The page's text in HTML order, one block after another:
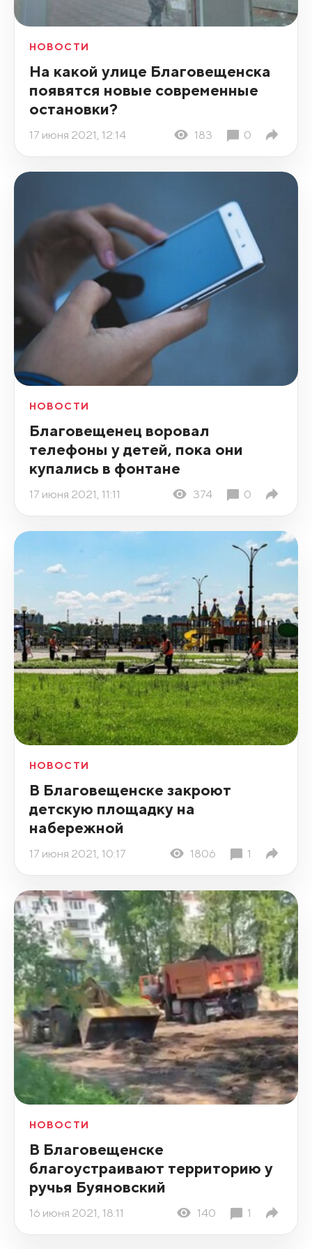
НОВОСТИ
На какой улице Благовещенска
появятся новые современные
остановки?
17 июня 2021, 12:14 183 0
НОВОСТИ
Благовещенец воровал
телефоны у детей, пока они
купались в фонтане
17 июня 2021, 11:11 374 0
НОВОСТИ
В Благовещенске закроют
детскую площадку на
набережной
17 июня 2021, 10:17 1806 1
НОВОСТИ
В Благовещенске
благоустраивают территорию у
ручья Буяновский
16 июня 2021, 18:11 140 1